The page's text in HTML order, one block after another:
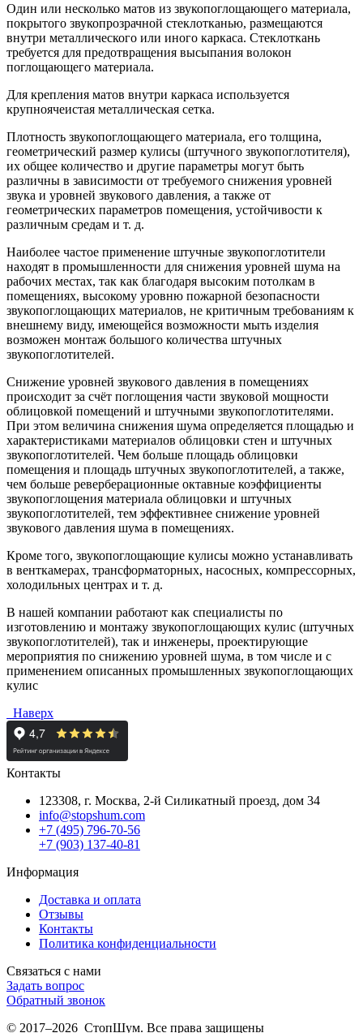
Один или несколько матов из звукопоглощающего материала,
покрытого звукопрозрачной стеклотканью, размещаются
внутри металлического или иного каркаса. Стеклоткань
требуется для предотвращения высыпания волокон
поглощающего материала.
Для крепления матов внутри каркаса используется
крупноячеистая металлическая сетка.
Плотность звукопоглощающего материала, его толщина,
геометрический размер кулисы (штучного звукопоглотителя),
их общее количество и другие параметры могут быть
различны в зависимости от требуемого снижения уровней
звука и уровней звукового давления, а также от
геометрических параметров помещения, устойчивости к
различным средам и т. д.
Наиболее частое применение штучные звукопоглотители
находят в промышленности для снижения уровней шума на
рабочих местах, так как благодаря высоким потолкам в
помещениях, высокому уровню пожарной безопасности
звукопоглощающих материалов, не критичным требованиям к
внешнему виду, имеющейся возможности мыть изделия
возможен монтаж большого количества штучных
звукопоглотителей.
Снижение уровней звукового давления в помещениях
происходит за счёт поглощения части звуковой мощности
облицовкой помещений и штучными звукопоглотителями.
При этом величина снижения шума определяется площадью и
характеристиками материалов облицовки стен и штучных
звукопоглотителей. Чем больше площадь облицовки
помещения и площадь штучных звукопоглотителей, а также,
чем больше реверберационные октавные коэффициенты
звукопоглощения материала облицовки и штучных
звукопоглотителей, тем эффективнее снижение уровней
звукового давления шума в помещениях.
Кроме того, звукопоглощающие кулисы можно устанавливать
в венткамерах, трансформаторных, насосных, компрессорных,
холодильных центрах и т. д.
В нашей компании работают как специалисты по
изготовлению и монтажу звукопоглощающих кулис (штучных
звукопоглотителей), так и инженеры, проектирующие
мероприятия по снижению уровней шума, в том числе и с
применением описанных промышленных звукопоглощающих
кулис
Наверх
Контакты
123308, г. Москва, 2-й Силикатный проезд, дом 34
info@stopshum.com
+7 (495) 796-70-56
+7 (903) 137-40-81
Информация
Доставка и оплата
Отзывы
Контакты
Политика конфиденциальности
Связаться с нами
Задать вопрос
Обратный звонок
© 2017–2026 СтопШум. Все права защищены